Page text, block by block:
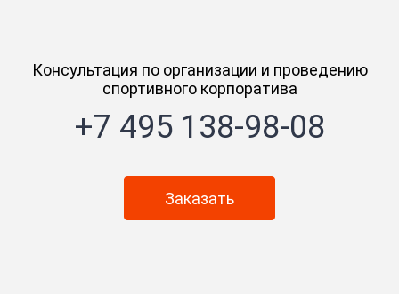
Консультация по организации и проведению
спортивного корпоратива
+7 495 138-98-08
Заказать